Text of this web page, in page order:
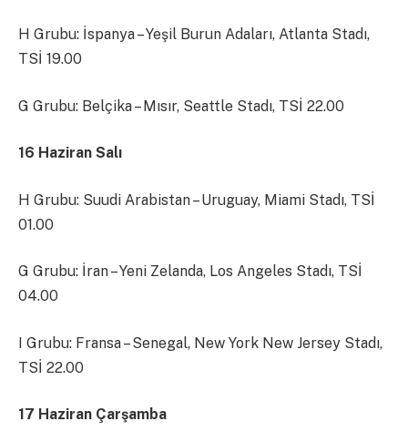
H Grubu: İspanya – Yeşil Burun Adaları, Atlanta Stadı,
TSİ 19.00
G Grubu: Belçika – Mısır, Seattle Stadı, TSİ 22.00
16 Haziran Salı
H Grubu: Suudi Arabistan – Uruguay, Miami Stadı, TSİ
01.00
G Grubu: İran – Yeni Zelanda, Los Angeles Stadı, TSİ
04.00
I Grubu: Fransa – Senegal, New York New Jersey Stadı,
TSİ 22.00
17 Haziran Çarşamba